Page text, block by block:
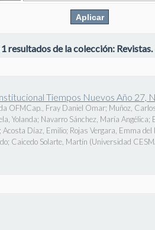
resultados de la colección: Revistas.
Tiempos Nuevos Año 27,
OFMCap., Fray Daniel Omar; Muñoz,
Yolanda; Navarro Sánchez, María Angélica;
; Acosta Díaz, Emilio; Rojas Vergara, Emma del
; Caicedo Solarte, Martín (Universidad